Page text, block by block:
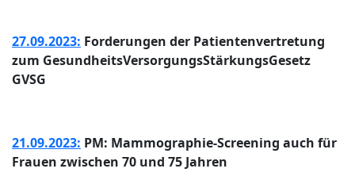
27.09.2023: Forderungen der Patientenvertretung
zum GesundheitsVersorgungsStärkungsGesetz
GVSG
21.09.2023: PM: Mammographie-Screening auch für
Frauen zwischen 70 und 75 Jahren